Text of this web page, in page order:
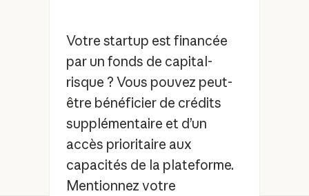
Votre startup est financée
par un fonds de capital-
risque ? Vous pouvez peut-
être bénéficier de crédits
supplémentaire et d’un
accès prioritaire aux
capacités de la plateforme.
Mentionnez votre